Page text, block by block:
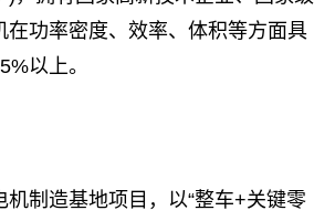
功率密度、效率、体积等方面具
以上。
制造基地项目，以“整车+关键零